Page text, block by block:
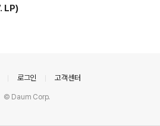
LP)
로그인 고객센터
© Daum Corp.